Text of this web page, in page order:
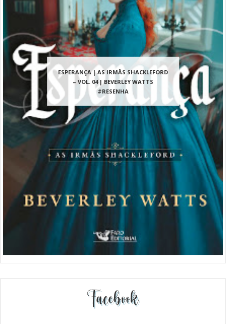
ESPERANÇA | AS IRMÃS SHACKLEFORD
– VOL. 04 | BEVERLEY WATTS
#RESENHA
Facebook